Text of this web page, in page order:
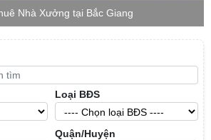
Nhà Xưởng tại Bắc Giang
Loại BĐS
Quận/Huyện